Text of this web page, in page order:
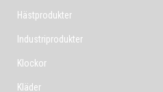
Hästprodukter
Industriprodukter
Klockor
Kläder